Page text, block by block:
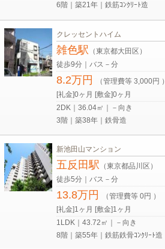
6階｜築21年｜鉄筋ｺﾝｸﾘｰﾄ造
クレッセントハイム
雑色駅
（東京都大田区）
徒歩9分｜バス－分
8.2万円
（管理費等 3,000円 ）
[礼金]0ヶ月 [敷金]0ヶ月
2DK｜36.04㎡｜－向き
3階｜築38年｜鉄骨造
新池田山マンション
五反田駅 （東京都品川区）
徒歩5分｜バス－分
13.8万円
（管理費等 0円 ）
[礼金]1ヶ月 [敷金]1ヶ月
1LDK｜43.72㎡｜－向き
8階｜築55年｜鉄筋鉄骨ｺﾝｸﾘｰﾄ造